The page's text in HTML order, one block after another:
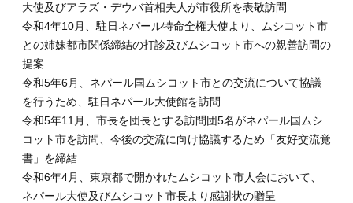
大使及びアラズ・デウバ首相夫人が市役所を表敬訪問
令和4年10月、駐日ネパール特命全権大使より、ムシコット市
との姉妹都市関係締結の打診及びムシコット市への親善訪問の
提案
令和5年6月、ネパール国ムシコット市との交流について協議
を行うため、駐日ネパール大使館を訪問
令和5年11月、市長を団長とする訪問団5名がネパール国ムシ
コット市を訪問、今後の交流に向け協議するため「友好交流覚
書」を締結
令和6年4月、東京都で開かれたムシコット市人会において、
ネパール大使及びムシコット市長より感謝状の贈呈